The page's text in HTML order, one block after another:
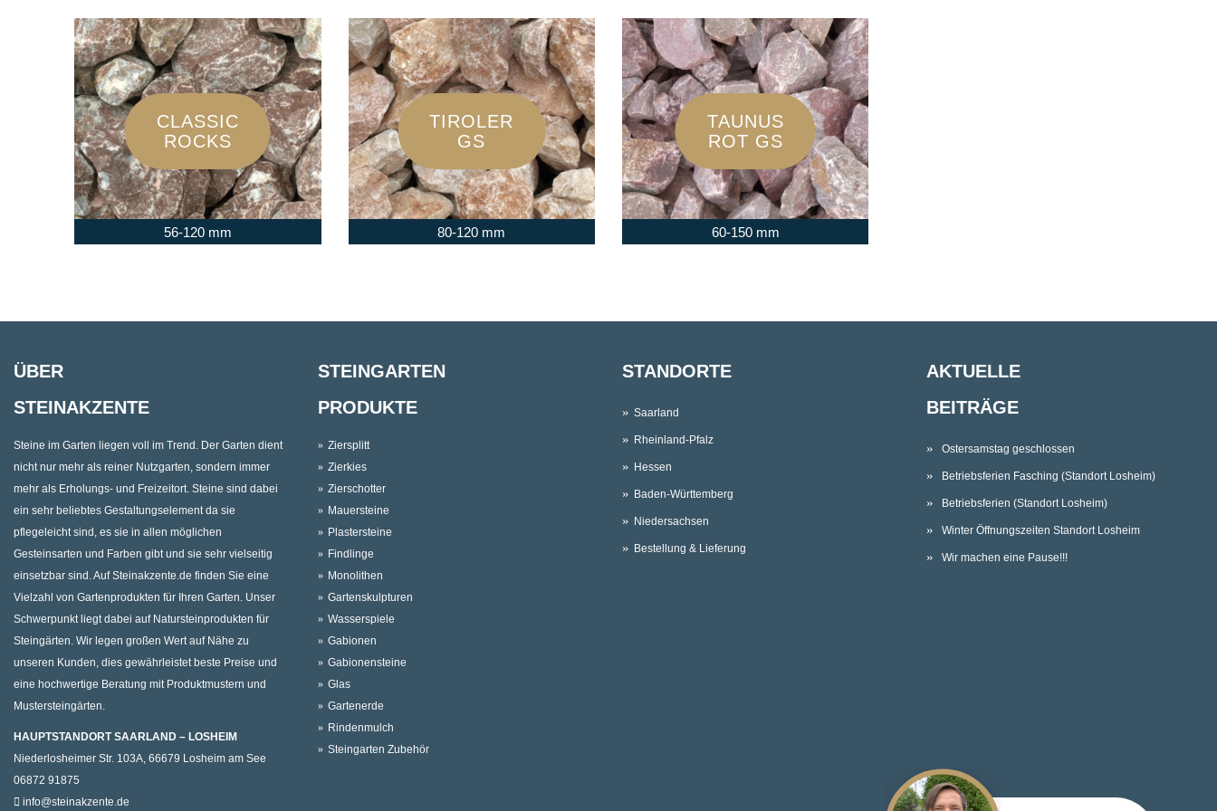
CLASSIC
ROCKS
56-120 mm
TIROLER
GS
80-120 mm
TAUNUS
ROT GS
60-150 mm
ÜBER
STEINAKZENTE
Steine im Garten liegen voll im Trend. Der Garten dient
nicht nur mehr als reiner Nutzgarten, sondern immer
mehr als Erholungs- und Freizeitort. Steine sind dabei
ein sehr beliebtes Gestaltungselement da sie
pflegeleicht sind, es sie in allen möglichen
Gesteinsarten und Farben gibt und sie sehr vielseitig
einsetzbar sind. Auf Steinakzente.de finden Sie eine
Vielzahl von Gartenprodukten für Ihren Garten. Unser
Schwerpunkt liegt dabei auf Natursteinprodukten für
Steingärten. Wir legen großen Wert auf Nähe zu
unseren Kunden, dies gewährleistet beste Preise und
eine hochwertige Beratung mit Produktmustern und
Mustersteingärten.
HAUPTSTANDORT SAARLAND – LOSHEIM
Niederlosheimer Str. 103A, 66679 Losheim am See
06872 91875
info@steinakzente.de
STEINGARTEN
PRODUKTE
Ziersplitt
Zierkies
Zierschotter
Mauersteine
Plastersteine
Findlinge
Monolithen
Gartenskulpturen
Wasserspiele
Gabionen
Gabionensteine
Glas
Gartenerde
Rindenmulch
Steingarten Zubehör
STANDORTE
Saarland
Rheinland-Pfalz
Hessen
Baden-Württemberg
Niedersachsen
Bestellung & Lieferung
AKTUELLE
BEITRÄGE
Ostersamstag geschlossen
Betriebsferien Fasching (Standort Losheim)
Betriebsferien (Standort Losheim)
Winter Öffnungszeiten Standort Losheim
Wir machen eine Pause!!!